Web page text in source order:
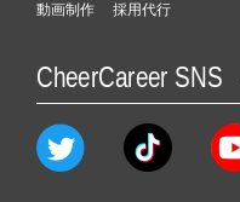
動画制作
採用代行
CheerCareer SNS